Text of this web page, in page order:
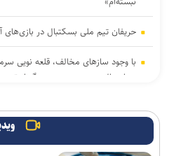
حریفان تیم ملی بسکتبال در
با وجود ساز‌های مخالف، قلعه نویی
جدایی الهویی و چند مربی دیگر از تیم
مدیرعامل صنعت‌نفت آبادان: پنجره
مشکلی برای ثبت قراردادها نداریم